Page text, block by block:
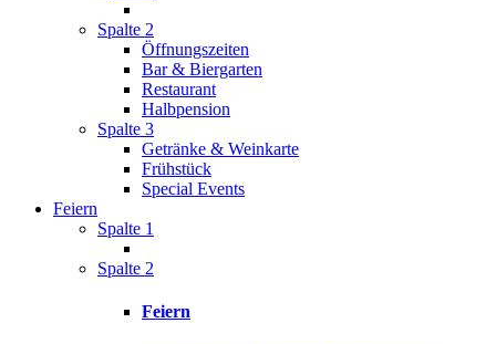
Spalte 2
Öffnungszeiten
Bar & Biergarten
Restaurant
Halbpension
Spalte 3
Getränke & Weinkarte
Frühstück
Special Events
Feiern
Spalte 1
Spalte 2
Feiern